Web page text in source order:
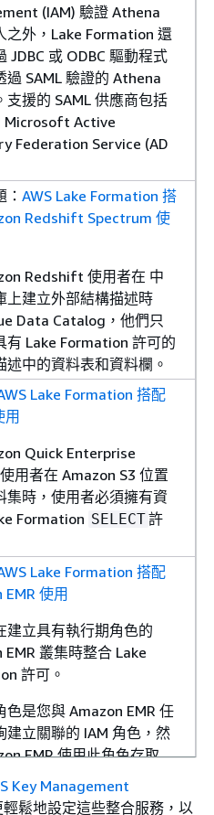
(IAM) 驗證 Athena
之外，Lake Formation 還
JDBC 或 ODBC 驅動程式
過 SAML 驗證的 Athena
支援的 SAML 供應商包括
Microsoft Active
Federation Service (AD
AWS Lake Formation 搭
Redshift Spectrum 使
Redshift 使用者在 中
上建立外部結構描述時
Data Catalog，他們只
有 Lake Formation 許可的
述中的資料表和資料欄。
Lake Formation 搭配
用
Quick Enterprise
用者在 Amazon S3 位置
集時，使用者必須擁有資
Formation SELECT許
Lake Formation 搭配
使用
建立具有執行期角色的
EMR 叢集時整合 Lake
許可。
色是您與 Amazon EMR 任
建立關聯的 IAM 角色，然
EMR 使用此角色存取
。Key Management
輕鬆地設定這些整合服務，以